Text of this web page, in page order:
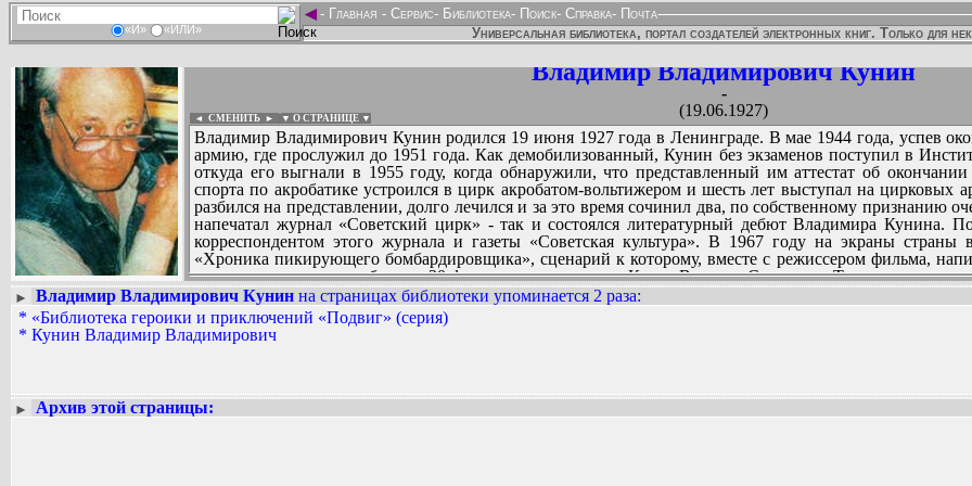
«И» «ИЛИ»
◄- Главная - Сервис- Библиотека- Поиск- Справка- Почта
Универсальная библиотека, портал создателей электронных книг. Только для
Владимир Владимирович Кунин
-
(19.06.1927)
◄ СМЕНИТЬ ► ▼ О СТРАНИЦЕ ▼
Владимир Владимирович Кунин родился 19 июня 1927 года в Ленинграде. В мае 1944 года, успев
армию, где прослужил до 1951 года. Как демобилизованный, Кунин без экзаменов поступил в
откуда его выгнали в 1955 году, когда обнаружили, что представленный им аттестат об
спорта по акробатике устроился в цирк акробатом-вольтижером и шесть лет выступал на цирковых
разбился на представлении, долго лечился и за это время сочинил два, по собственному признанию
напечатал журнал «Советский цирк» - так и состоялся литературный дебют Владимира Кунина.
корреспондентом этого журнала и газеты «Советская культура». В 1967 году на экраны
«Хроника пикирующего бомбардировщика», сценарий к которому, вместе с режиссером фильма,
сценариям поставлено больше 30 фильмов, в том числе «Клад» Виктора Сергеева, «Ты иногда
Суриковой. Громадную известность принесла Кунину опубликованная в начале 1988 года в
Вскоре книга вышла отдельным изданием, была опубликована в 23 странах на 17 языках. В 1989
режиссер Петр Тодоровский, а главная роль принесла популярность актрисе Елене
приглашению немецкого издателя, работает в Мюнхене, где им написаны «Иванов и Рабинович,
Вадим Ершов...
...
► Владимир Владимирович Кунин на страницах библиотеки упоминается 2 раза:
* «Библиотека героики и приключений «Подвиг» (серия)
* Кунин Владимир Владимирович
► Архив этой страницы: